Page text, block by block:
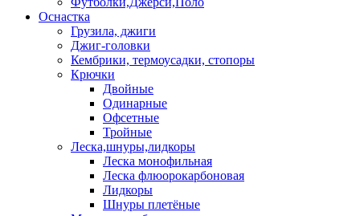
Оснастка
Грузила, джиги
Джиг-головки
Кембрики, термоусадки, стопоры
Крючки
Двойные
Одинарные
Офсетные
Тройные
Леска,шнуры,лидкоры
Леска монофильная
Леска флюорокарбоновая
Лидкоры
Шнуры плетёные